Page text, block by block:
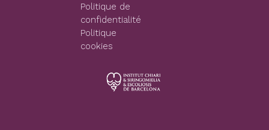
Politique de
confidentialité
Politique
cookies